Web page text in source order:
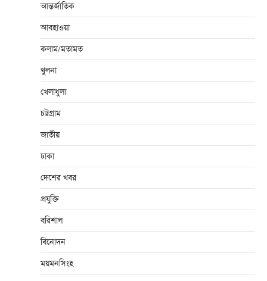
আন্তর্জাতিক
আবহাওয়া
কলাম/মতামত
খুলনা
খেলাধুলা
চট্টগ্রাম
জাতীয়
ঢাকা
দেশের খবর
প্রযুক্তি
বরিশাল
বিনোদন
ময়মনসিংহ